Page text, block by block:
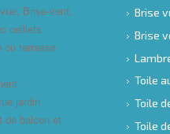
Brise-vent,
oeillets
ou terrasse
jardin
de balcon et
Brise
Brise
Toile
Toile
Toile